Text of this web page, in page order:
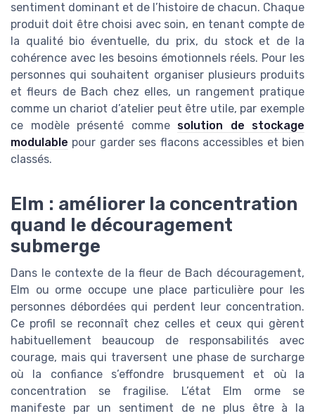
sentiment dominant et de l’histoire de chacun. Chaque
produit doit être choisi avec soin, en tenant compte de
la qualité bio éventuelle, du prix, du stock et de la
cohérence avec les besoins émotionnels réels. Pour les
personnes qui souhaitent organiser plusieurs produits
et fleurs de Bach chez elles, un rangement pratique
comme un chariot d’atelier peut être utile, par exemple
ce modèle présenté comme solution de stockage
modulable pour garder ses flacons accessibles et bien
classés.
Elm : améliorer la concentration
quand le découragement
submerge
Dans le contexte de la fleur de Bach découragement,
Elm ou orme occupe une place particulière pour les
personnes débordées qui perdent leur concentration.
Ce profil se reconnaît chez celles et ceux qui gèrent
habituellement beaucoup de responsabilités avec
courage, mais qui traversent une phase de surcharge
où la confiance s’effondre brusquement et où la
concentration se fragilise. L’état Elm orme se
manifeste par un sentiment de ne plus être à la